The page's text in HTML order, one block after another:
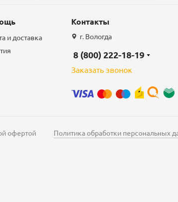
и доставка
Контакты
г. Вологда
8 (800) 222-18-19
Заказать звонок
офертой Политика обработки персональных